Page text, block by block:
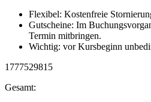
Flexibel: Kostenfreie
Gutscheine: Im
Termin mitbringen.
Wichtig: vor Kursbeginn
1777529815
Gesamt: